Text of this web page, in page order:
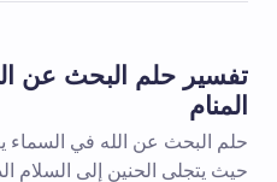
تفسير حلم البحث عن
المنام
حلم البحث عن الله في
حيث يتجلى الحنين إلى السلام